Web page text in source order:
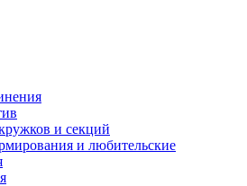
и секций
и любительские